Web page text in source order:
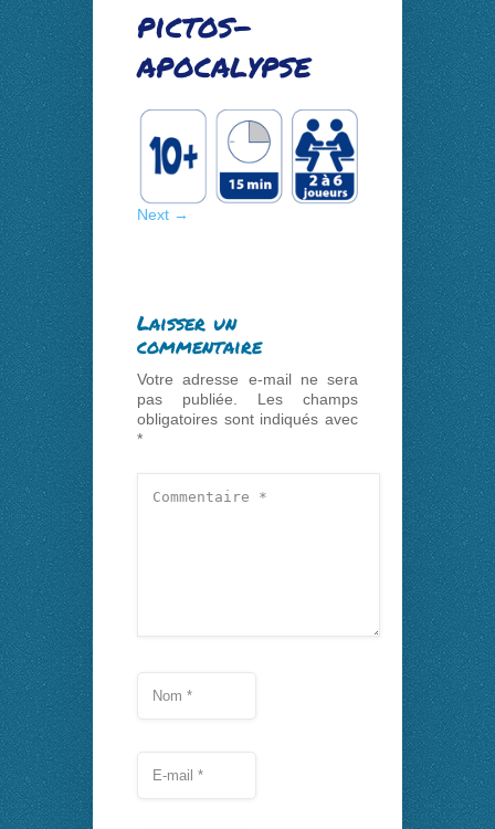
pictos-
apocalypse
Next →
Laisser un
commentaire
Votre adresse e-mail ne sera
pas publiée.
Les champs
obligatoires sont indiqués avec
*